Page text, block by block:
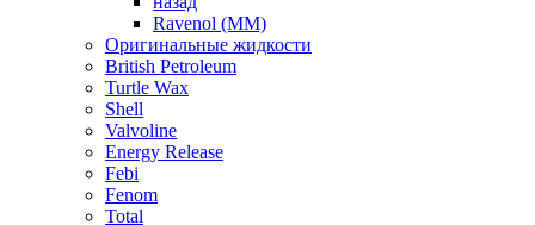
Ravenol (ММ)
Оригинальные жидкости
British Petroleum
Turtle Wax
Shell
Valvoline
Energy Release
Febi
Fenom
Total